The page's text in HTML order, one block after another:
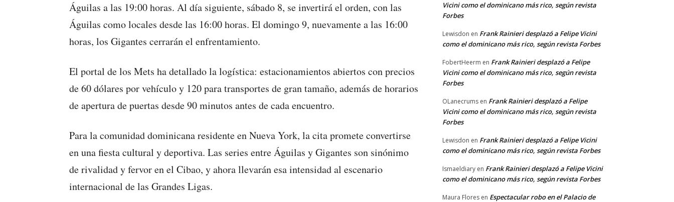
Águilas a las 19:00 horas. Al día siguiente, sábado 8, se invertirá el orden, con las
Águilas como locales desde las 16:00 horas. El domingo 9, nuevamente a las 16:00
horas, los Gigantes cerrarán el enfrentamiento.
El portal de los Mets ha detallado la logística: estacionamientos abiertos con precios
de 60 dólares por vehículo y 120 para transportes de gran tamaño, además de horarios
de apertura de puertas desde 90 minutos antes de cada encuentro.
Para la comunidad dominicana residente en Nueva York, la cita promete convertirse
en una fiesta cultural y deportiva. Las series entre Águilas y Gigantes son sinónimo
de rivalidad y fervor en el Cibao, y ahora llevarán esa intensidad al escenario
internacional de las Grandes Ligas.
Vicini como el dominicano más rico, según revista
Forbes
Lewisdon en Frank Rainieri desplazó a Felipe Vicini
como el dominicano más rico, según revista Forbes
FobertHeerm en Frank Rainieri desplazó a Felipe
Vicini como el dominicano más rico, según revista
Forbes
OLanecrums en Frank Rainieri desplazó a Felipe
Vicini como el dominicano más rico, según revista
Forbes
Lewisdon en Frank Rainieri desplazó a Felipe Vicini
como el dominicano más rico, según revista Forbes
Ismaeldiary en Frank Rainieri desplazó a Felipe Vicini
como el dominicano más rico, según revista Forbes
Maura Flores en Espectacular robo en el Palacio de